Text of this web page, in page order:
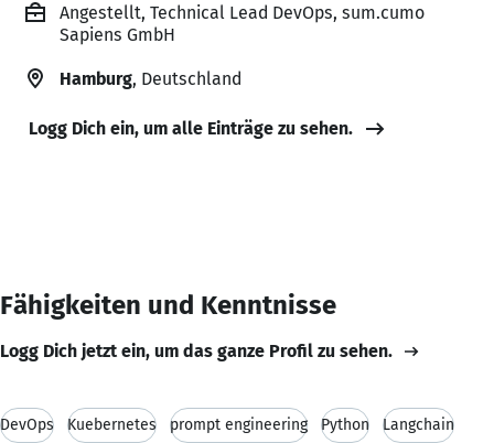
Angestellt, Technical Lead DevOps, sum.cumo
Sapiens GmbH
Hamburg, Deutschland
Logg Dich ein, um alle Einträge zu sehen.
Fähigkeiten und Kenntnisse
Logg Dich jetzt ein, um das ganze Profil zu sehen.
DevOps Kuebernetes prompt engineering Python Langchain